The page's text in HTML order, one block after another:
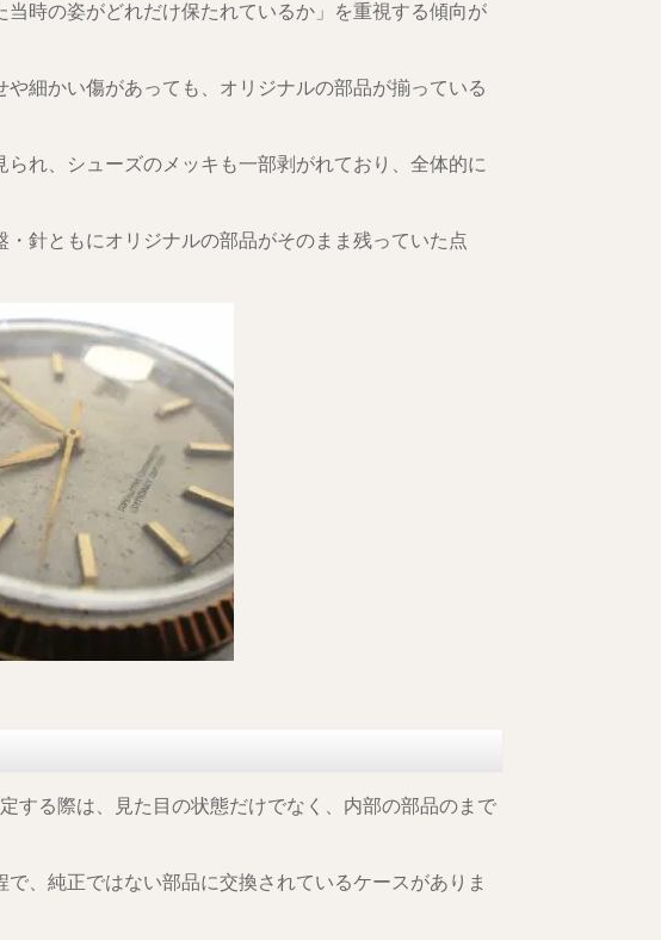
時の姿がどれだけ保たれているか」を重視する傾向が
細かい傷があっても、オリジナルの部品が揃っている
れ、シューズのメッキも一部剥がれており、全体的に
針ともにオリジナルの部品がそのまま残っていた点
する際は、見た目の状態だけでなく、内部の部品のまで
、純正ではない部品に交換されているケースがありま